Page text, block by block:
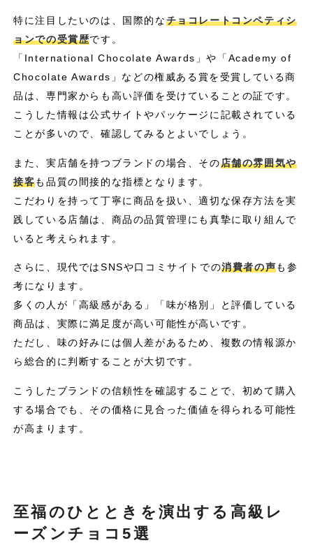
特に注目したいのは、国際的なチョコレートコンペティシ
ョンでの受賞歴です。
「International Chocolate Awards」や「Academy of
Chocolate Awards」などの権威ある賞を受賞している商
品は、専門家からも高い評価を受けていることの証です。
こうした情報は公式サイトやパッケージに記載されている
ことが多いので、確認してみるとよいでしょう。
また、実店舗を持つブランドの場合、その店舗の雰囲気や
接客も品質の間接的な指標となります。
こだわりを持って丁寧に商品を扱い、適切な保存方法を実
践している店舗は、商品の品質管理にも真摯に取り組んで
いると考えられます。
さらに、現代ではSNSや口コミサイトでの消費者の声も参
考になります。
多くの人が「高級感がある」「味が格別」と評価している
商品は、実際に満足度が高い可能性が高いです。
ただし、味の好みには個人差があるため、複数の情報源か
ら総合的に判断することが大切です。
こうしたブランドの信頼性を確認することで、初めて購入
する場合でも、その価格に見合った価値を得られる可能性
が高まります。
至福のひとときを演出する高級レ
ーズンチョコ5選